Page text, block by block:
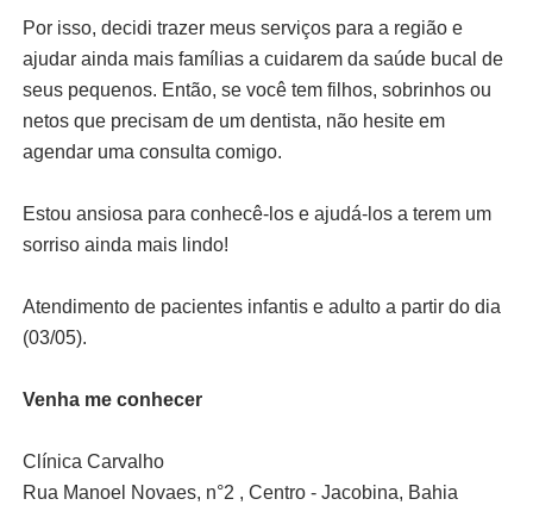
Por isso, decidi trazer meus serviços para a região e
ajudar ainda mais famílias a cuidarem da saúde bucal de
seus pequenos. Então, se você tem filhos, sobrinhos ou
netos que precisam de um dentista, não hesite em
agendar uma consulta comigo.
Estou ansiosa para conhecê-los e ajudá-los a terem um
sorriso ainda mais lindo!
Atendimento de pacientes infantis e adulto a partir do dia
(03/05).
Venha me conhecer
Clínica Carvalho
Rua Manoel Novaes, n°2 , Centro - Jacobina, Bahia